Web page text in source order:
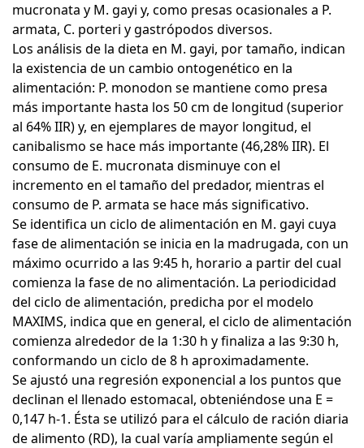
mucronata y M. gayi y, como presas ocasionales a P.
armata, C. porteri y gastrópodos diversos.
Los análisis de la dieta en M. gayi, por tamaño, indican
la existencia de un cambio ontogenético en la
alimentación: P. monodon se mantiene como presa
más importante hasta los 50 cm de longitud (superior
al 64% IIR) y, en ejemplares de mayor longitud, el
canibalismo se hace más importante (46,28% IIR). El
consumo de E. mucronata disminuye con el
incremento en el tamaño del predador, mientras el
consumo de P. armata se hace más significativo.
Se identifica un ciclo de alimentación en M. gayi cuya
fase de alimentación se inicia en la madrugada, con un
máximo ocurrido a las 9:45 h, horario a partir del cual
comienza la fase de no alimentación. La periodicidad
del ciclo de alimentación, predicha por el modelo
MAXIMS, indica que en general, el ciclo de alimentación
comienza alrededor de la 1:30 h y finaliza a las 9:30 h,
conformando un ciclo de 8 h aproximadamente.
Se ajustó una regresión exponencial a los puntos que
declinan el llenado estomacal, obteniéndose una E =
0,147 h-1. Ésta se utilizó para el cálculo de ración diaria
de alimento (RD), la cual varía ampliamente según el